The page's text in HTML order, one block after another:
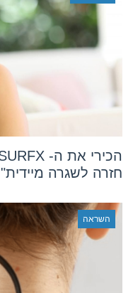
חזרה לשגרה מיידית"
השראה